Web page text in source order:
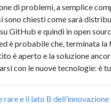
di problemi, a semplice
sono chiesti come sarà
GitHub e quindi in open
è probabile che, terminata
è aperto e la soluzione
con le nuove tecnologie: è
rare e il lato B dell’innovazione